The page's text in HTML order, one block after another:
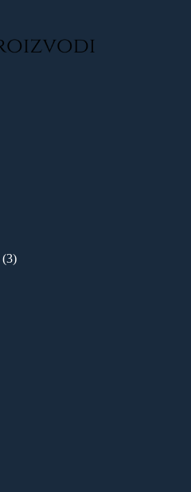
33